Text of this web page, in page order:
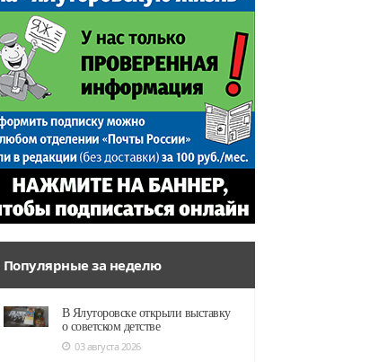
Популярные за неделю
В Ялуторовске открыли выставку
о советском детстве
03 августа 2026